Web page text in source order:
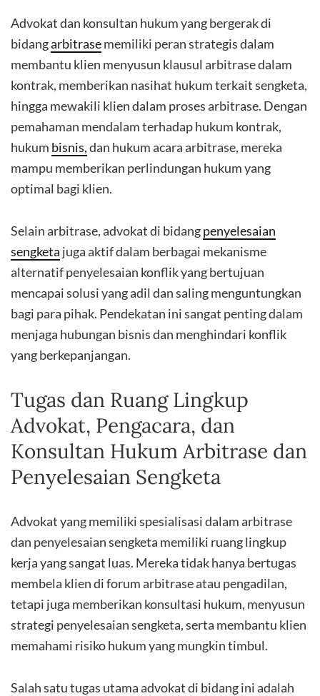
Advokat dan konsultan hukum yang bergerak di
bidangarbitrasememiliki peran strategis dalam
membantu klien menyusun klausul arbitrase dalam
kontrak, memberikan nasihat hukum terkait sengketa,
hingga mewakili klien dalam proses arbitrase. Dengan
pemahaman mendalam terhadap hukum kontrak,
hukum bisnis,dan hukum acara arbitrase, mereka
mampu memberikan perlindungan hukum yang
optimal bagi klien.
Selain arbitrase, advokat di bidangpenyelesaian
sengketa juga aktif dalam berbagai mekanisme
alternatif penyelesaian konflik yang bertujuan
mencapai solusi yang adil dan saling menguntungkan
bagi para pihak. Pendekatan ini sangat penting dalam
menjaga hubungan bisnis dan menghindari konflik
yang berkepanjangan.
Tugas dan Ruang Lingkup
Advokat, Pengacara, dan
Konsultan Hukum Arbitrase dan
Penyelesaian Sengketa
Advokat yang memiliki spesialisasi dalam arbitrase
dan penyelesaian sengketa memiliki ruang lingkup
kerja yang sangat luas. Mereka tidak hanya bertugas
membela klien di forum arbitrase atau pengadilan,
tetapi juga memberikan konsultasi hukum, menyusun
strategi penyelesaian sengketa, serta membantu klien
memahami risiko hukum yang mungkin timbul.
Salah satu tugas utama advokat di bidang ini adalah